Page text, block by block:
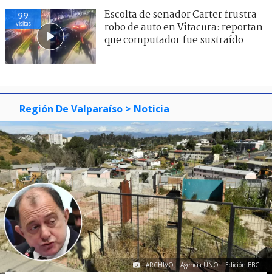
99
visitas
Escolta de senador Carter frustra
robo de auto en Vitacura: reportan
que computador fue sustraído
Región De Valparaíso > Noticia
ARCHIVO | Agencia UNO | Edición BBCL